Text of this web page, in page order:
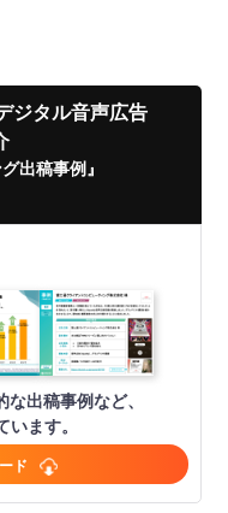
ジタル音声広告
出稿事例』
出稿事例など、
ます。
ド